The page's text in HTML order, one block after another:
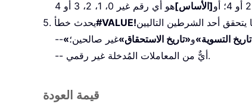
[الأساس]
5. يحدث خطأ#VALUE!
--
«تاريخ التسوية»و«تاريخ الاستحقاق»غير صالحين؛
-- أيٌّ من المعاملات المُدخلة غير رقمي.
قيمة العودة